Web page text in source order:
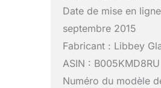
Date de mise en
septembre 2015
Fabricant : Libbey
ASIN : B005KMD8RU
Numéro du modèle